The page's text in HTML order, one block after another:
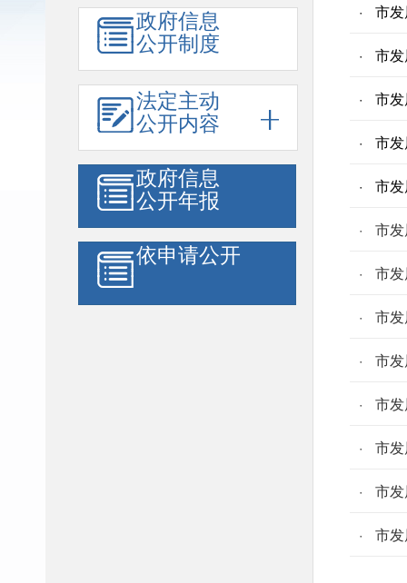
政府信息
公开制度
法定主动
公开内容
政府信息
公开年报
依申请公开
市
市
市
市
市
市
市
市
市
市
市
市
市